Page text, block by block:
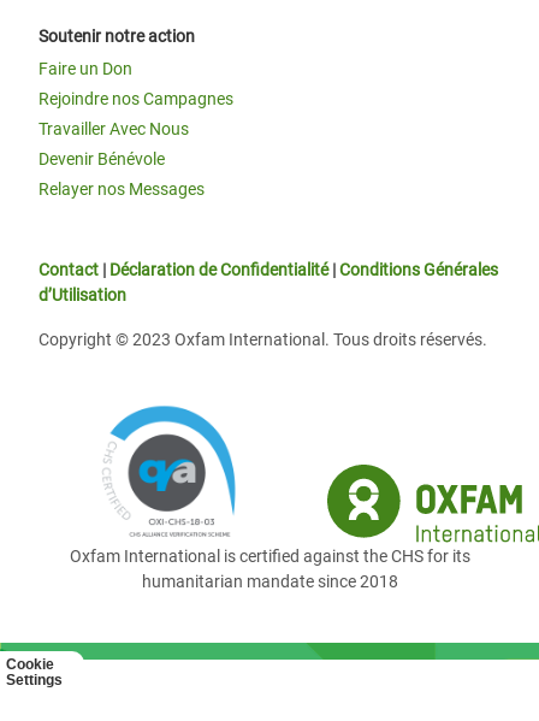
Cookie
Settings
Soutenir notre action
Faire un Don
Rejoindre nos Campagnes
Travailler Avec Nous
Devenir Bénévole
Relayer nos Messages
Contact | Déclaration de Confidentialité|Conditions Générales
d’Utilisation
Copyright © 2023 Oxfam International. Tous droits réservés.
Oxfam International is certified against the CHS for its
humanitarian mandate since 2018